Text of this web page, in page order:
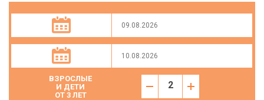
ВЗРОСЛЫЕ
И ДЕТИ
ОТ 3 ЛЕТ